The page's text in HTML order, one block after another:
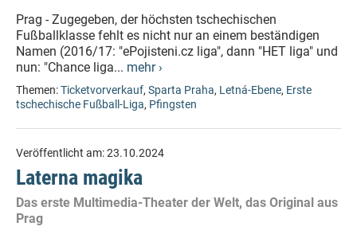
Prag - Zugegeben, der höchsten tschechischen
Fußballklasse fehlt es nicht nur an einem beständigen
Namen (2016/17: "ePojisteni.cz liga", dann "HET liga" und
nun: "Chance liga... mehr ›
Themen:Ticketvorverkauf, Sparta Praha, Letná-Ebene, Erste
tschechische Fußball-Liga, Pfingsten
Veröffentlicht am:23.10.2024
Laterna magika
Das erste Multimedia-Theater der Welt, das Original aus
Prag